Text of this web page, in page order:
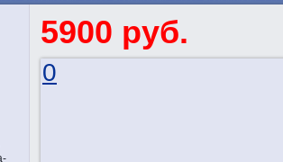
5900 руб.
0